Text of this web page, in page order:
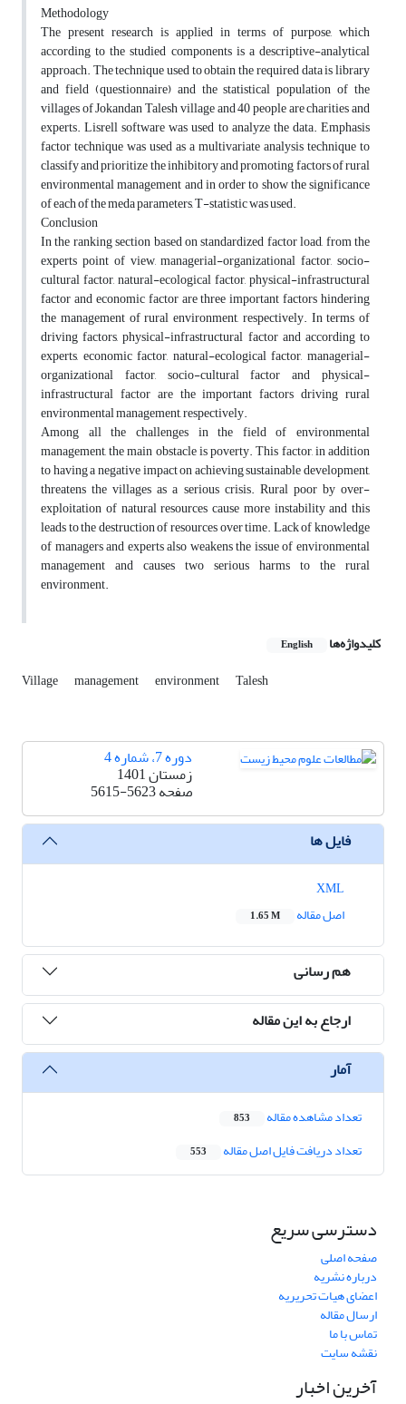
Methodology
The present research is applied in terms of purpose, which
according to the studied components is a descriptive-analytical
approach. The technique used to obtain the required data is library
and field (questionnaire) and the statistical population of the
villages of Jokandan Talesh village and 40 people are charities and
experts. Lisrell software was used to analyze the data. Emphasis
factor technique was used as a multivariate analysis technique to
classify and prioritize the inhibitory and promoting factors of rural
environmental management and in order to show the significance
of each of the meda parameters, T-statistic was used.
Conclusion
In the ranking section based on standardized factor load, from the
experts point of view, managerial-organizational factor, socio-
cultural factor, natural-ecological factor, physical-infrastructural
factor and economic factor are three important factors hindering
the management of rural environment, respectively. In terms of
driving factors, physical-infrastructural factor and according to
experts, economic factor, natural-ecological factor, managerial-
organizational factor, socio-cultural factor and physical-
infrastructural factor are the important factors driving rural
environmental management, respectively.
Among all the challenges in the field of environmental
management, the main obstacle is poverty. This factor, in addition
to having a negative impact on achieving sustainable development,
threatens the villages as a serious crisis. Rural poor by over-
exploitation of natural resources cause more instability and this
leads to the destruction of resources over time. Lack of knowledge
of managers and experts also weakens the issue of environmental
management and causes two serious harms to the rural
environment.
کلیدواژه‌ها English
Village management environment Talesh
دوره 7، شماره 4
زمستان 1401
صفحه5615-5623
فایل ها
اصل مقاله
1.65 M
هم رسانی
ارجاع به این مقاله
آمار
تعداد مشاهده مقاله 853
تعداد دریافت فایل اصل مقاله 553
دسترسی سریع
صفحه اصلی
درباره نشریه
اعضای هیات تحریریه
ارسال مقاله
تماس با ما
نقشه سایت
آخرین اخبار